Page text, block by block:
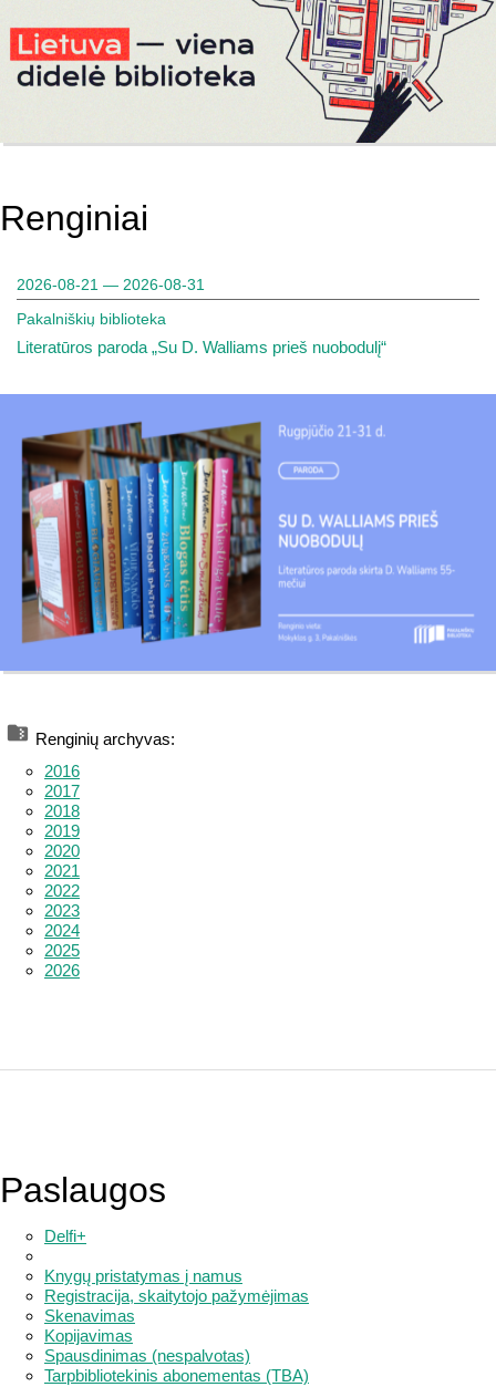
Renginiai
2026-08-21 — 2026-08-31
Pakalniškių biblioteka
Literatūros paroda „Su D. Walliams prieš nuobodulį“
Renginių archyvas:
2016
2017
2018
2019
2020
2021
2022
2023
2024
2025
2026
Paslaugos
Delfi+
Knygų pristatymas į namus
Registracija, skaitytojo pažymėjimas
Skenavimas
Kopijavimas
Spausdinimas (nespalvotas)
Tarpbibliotekinis abonementas (TBA)